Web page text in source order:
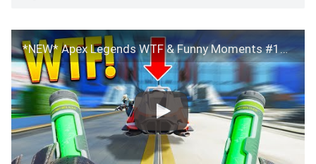
*NEW* Apex Legends WTF & Funny Moments #1224